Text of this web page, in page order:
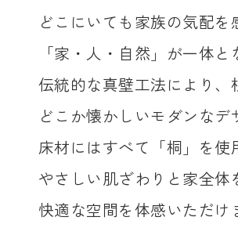
どこにいても家族の気配を
「家・人・自然」が一体と
伝統的な真壁工法により、
どこか懐かしいモダンなデ
床材にはすべて「桐」を使
やさしい肌ざわりと家全
快適な空間を体感いただけ